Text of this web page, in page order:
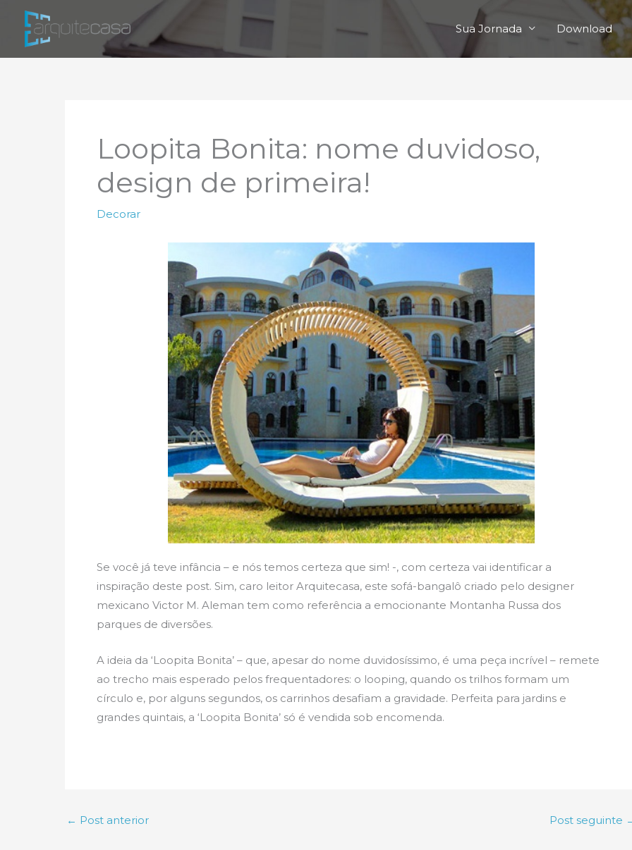
Sua Jornada Download
Loopita Bonita: nome duvidoso,
design de primeira!
Decorar
Se você já teve infância – e nós temos certeza que sim! -, com certeza vai identificar a
inspiração deste post. Sim, caro leitor Arquitecasa, este sofá-bangalô criado pelo designer
mexicano Victor M. Aleman tem como referência a emocionante Montanha Russa dos
parques de diversões.
A ideia da ‘Loopita Bonita’ – que, apesar do nome duvidosíssimo, é uma peça incrível – remete
ao trecho mais esperado pelos frequentadores: o looping, quando os trilhos formam um
círculo e, por alguns segundos, os carrinhos desafiam a gravidade. Perfeita para jardins e
grandes quintais, a ‘Loopita Bonita’ só é vendida sob encomenda.
← Post anterior Post seguinte